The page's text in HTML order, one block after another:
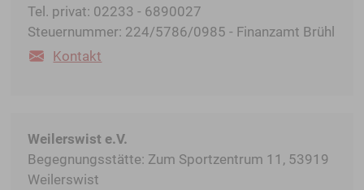
Tel. privat: 02233 - 6890027
Steuernummer: 224/5786/0985 - Finanzamt Brühl
Kontakt
Weilerswist e.V.
Begegnungsstätte: Zum Sportzentrum 11, 53919
Weilerswist